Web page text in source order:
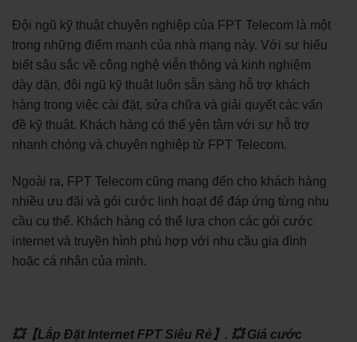
Đội ngũ kỹ thuật chuyên nghiệp của FPT Telecom là một
trong những điểm mạnh của nhà mạng này. Với sự hiểu
biết sâu sắc về công nghệ viễn thông và kinh nghiệm
dày dặn, đội ngũ kỹ thuật luôn sẵn sàng hỗ trợ khách
hàng trong việc cài đặt, sửa chữa và giải quyết các vấn
đề kỹ thuật. Khách hàng có thể yên tâm với sự hỗ trợ
nhanh chóng và chuyên nghiệp từ FPT Telecom.
Ngoài ra, FPT Telecom cũng mang đến cho khách hàng
nhiều ưu đãi và gói cước linh hoạt để đáp ứng từng nhu
cầu cụ thể. Khách hàng có thể lựa chọn các gói cước
internet và truyền hình phù hợp với nhu cầu gia đình
hoặc cá nhân của mình.
💥【Lắp Đặt Internet FPT Siêu Rẻ】. 💥 Giá cước